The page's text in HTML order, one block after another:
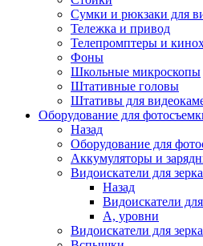
Сумки и рюкзаки для
Тележка и привод
Телепромптеры и
Фоны
Школьные микроскопы
Штативные головы
Штативы для
Оборудование для
Назад
Оборудование для
Аккумуляторы и
Видоискатели для
Назад
Видоискатели
А, уровни
Видоискатели для